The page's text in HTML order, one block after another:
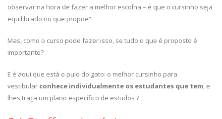
observar na hora de fazer a melhor escolha – é que o cursinho seja
equilibrado no que propõe”.
Mas, como o curso pode fazer isso, se tudo o que é proposto é
importante?
E é aqui que está o pulo do gato: o melhor cursinho para
vestibular conhece individualmente os estudantes que tem, e
lhes traça um plano específico de estudos ?